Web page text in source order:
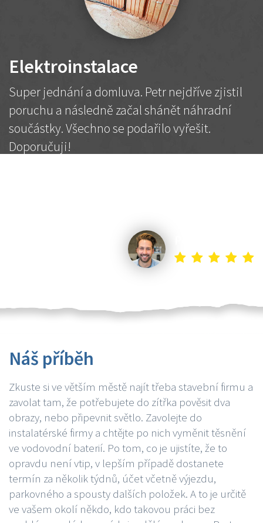
Elektroinstalace
Super jednání a domluva. Petr nejdříve zjistil
poruchu a následně začal shánět náhradní
součástky. Všechno se podařilo vyřešit.
Doporučuji!
Náš příběh
Zkuste si ve větším městě najít třeba stavební firmu a
zavolat tam, že potřebujete do zítřka pověsit dva
obrazy, nebo připevnit světlo. Zavolejte do
instalatérské firmy a chtějte po nich vyměnit těsnění
ve vodovodní baterií. Po tom, co je ujistíte, že to
opravdu není vtip, v lepším případě dostanete
termín za několik týdnů, účet včetně výjezdu,
parkovného a spousty dalších položek. A to je určitě
ve vašem okolí někdo, kdo takovou práci bez